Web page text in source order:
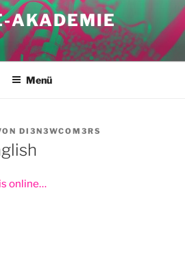
AKADEMIE
Menü
DI3N3WCOM3RS
online…